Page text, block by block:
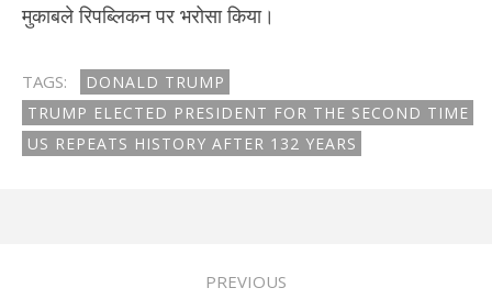
मुकाबले रिपब्लिकन पर भरोसा किया।
TAGS:
DONALD TRUMP
TRUMP ELECTED PRESIDENT FOR THE SECOND TIME
US REPEATS HISTORY AFTER 132 YEARS
PREVIOUS